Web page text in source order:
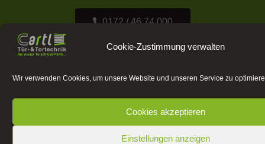
Cookie-Zustimmung verwalten
Wir verwenden Cookies, um unsere Website und unseren Service zu
Cookies akzeptieren
Einstellungen anzeigen
0172 / 46 74 000
Cartl Tür- & Tortechnik GmbH